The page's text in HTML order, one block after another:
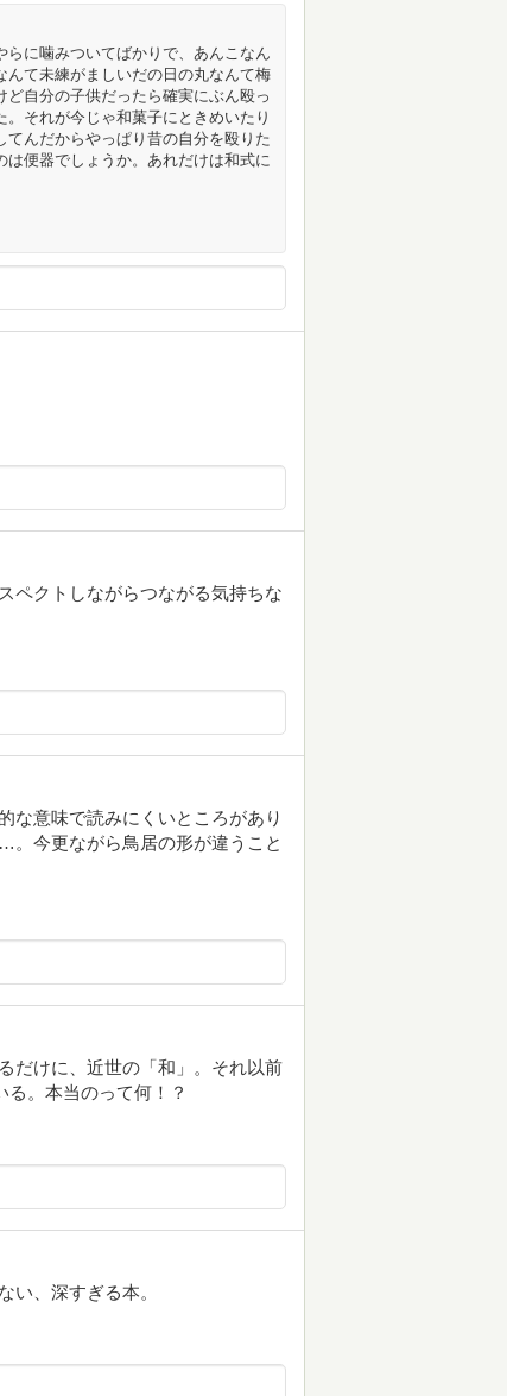
に噛みついてばかりで、あんこなん
て未練がましいだの日の丸なんて梅
自分の子供だったら確実にぶん殴っ
それが今じゃ和菓子にときめいたり
んだからやっぱり昔の自分を殴りた
便器でしょうか。あれだけは和式に
ペクトしながらつながる気持ちな
な意味で読みにくいところがあり
。今更ながら鳥居の形が違うこと
だけに、近世の「和」。それ以前
。本当のって何！？
い、深すぎる本。